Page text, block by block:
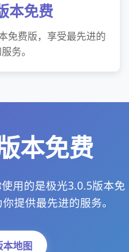
本免费
免费版，享受最先进的
务。
本免费
用的是极光3.0.5版本免
提供最先进的服务。
本地图